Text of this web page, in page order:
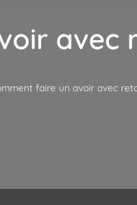
avec
faire un avoir avec